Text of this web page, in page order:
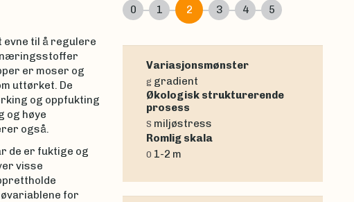
til å regulere
næringsstoffer
er moser og
uttørket. De
og oppfukting
og høye
også.
de er fuktige og
visse
for
0
1 2 3 4 5
Variasjonsmønster
g gradient
Økologisk strukturerende
prosess
S miljøstress
Romlig skala
0 1-2 m